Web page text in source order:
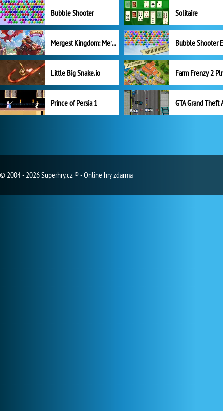
Bubble Shooter Solitaire
Mergest Kingdom: Merge Puzzle
Little Big Snake.io
Prince of Persia 1 GTA Grand Theft
© 2004 - 2026 Superhry.cz ® - Online hry zdarma